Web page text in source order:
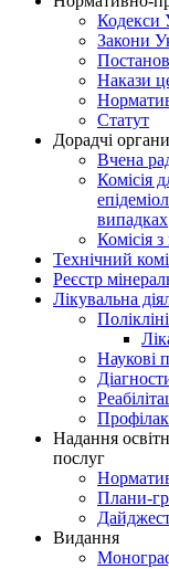
Кодекси
Закони
Накази
Статут
Дорадчі органи
Вчена
Комісія
випадках
Комісія
Технічний
Реєстр
Лікувальна
Наукові
Надання
послуг
Плани-
Видання